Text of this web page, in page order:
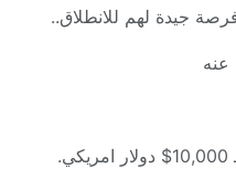
جيدة لهم للانطلاق..
عنه